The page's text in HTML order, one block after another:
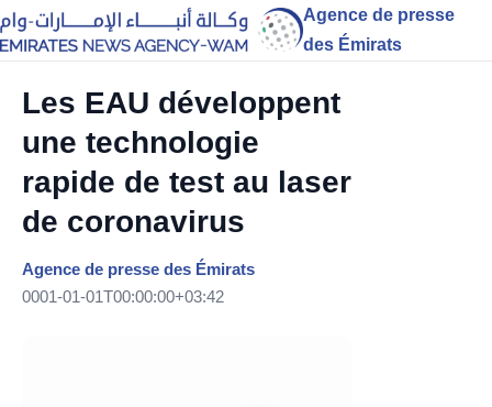
Agence de presse
des Émirats
Les EAU développent
une technologie
rapide de test au laser
de coronavirus
Agence de presse des Émirats
0001-01-01T00:00:00+03:42